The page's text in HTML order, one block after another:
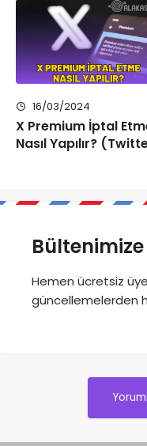
16/03/2024
X Premium İptal
Nasıl Yapılır?
Bültenimize
Hemen ücretsiz
güncellemelerden